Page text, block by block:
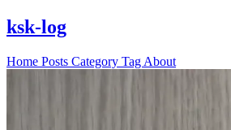
ksk-log
Home Posts Category Tag About